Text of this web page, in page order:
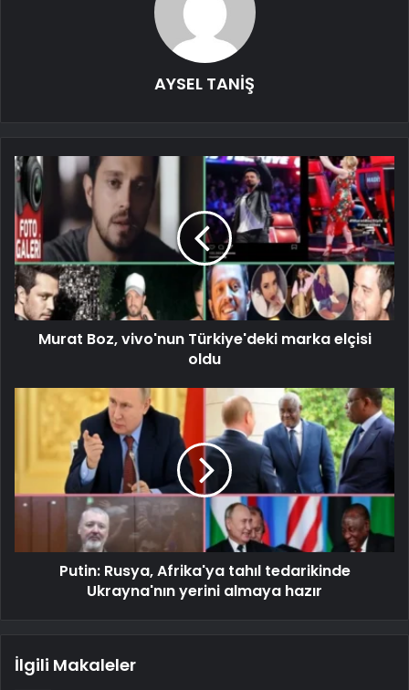
AYSEL TANİŞ
Murat Boz, vivo'nun Türkiye'deki marka elçisi
oldu
Putin: Rusya, Afrika'ya tahıl tedarikinde
Ukrayna'nın yerini almaya hazır
İlgili Makaleler